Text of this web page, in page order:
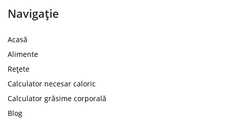
Navigație
Acasă
Alimente
Rețete
Calculator necesar caloric
Calculator grăsime corporală
Blog